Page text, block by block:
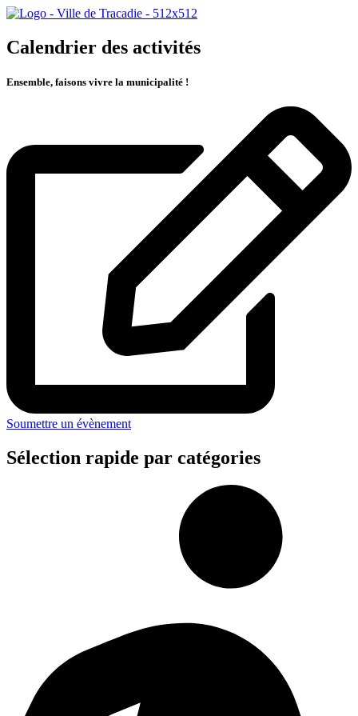
Calendrier des activités
Ensemble, faisons vivre la municipalité !
Soumettre un évènement
Sélection rapide par catégories